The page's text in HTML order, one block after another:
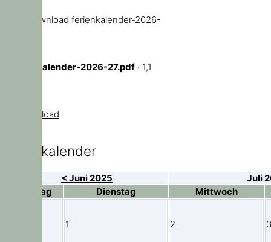
ferienkalender-2026-27.pdf · 1,1
Download
Elternkalender
< Juni 2025
Juli
Montag
Dienstag Mittwoch
1 2 3